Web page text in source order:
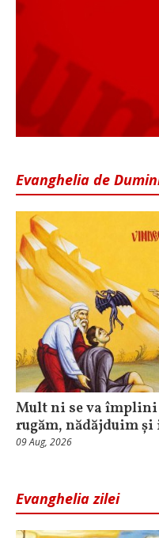
Evanghelia de
Mult ni se va împlini
rugăm, nădăjduim
09 Aug, 2026
Evanghelia zilei